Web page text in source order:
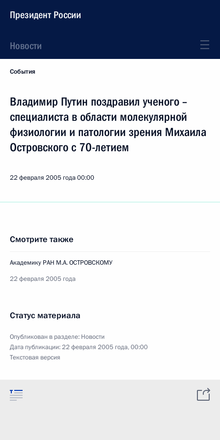
Президент России
Новости
События
Владимир Путин поздравил ученого –
специалиста в области молекулярной
физиологии и патологии зрения Михаила
Островского с 70-летием
22 февраля 2005 года00:00
Смотрите также
Академику РАН М.А. ОСТРОВСКОМУ
22 февраля 2005 года
Статус материала
Опубликован в разделе: Новости
Дата публикации:22 февраля 2005 года, 00:00
Текстовая версия